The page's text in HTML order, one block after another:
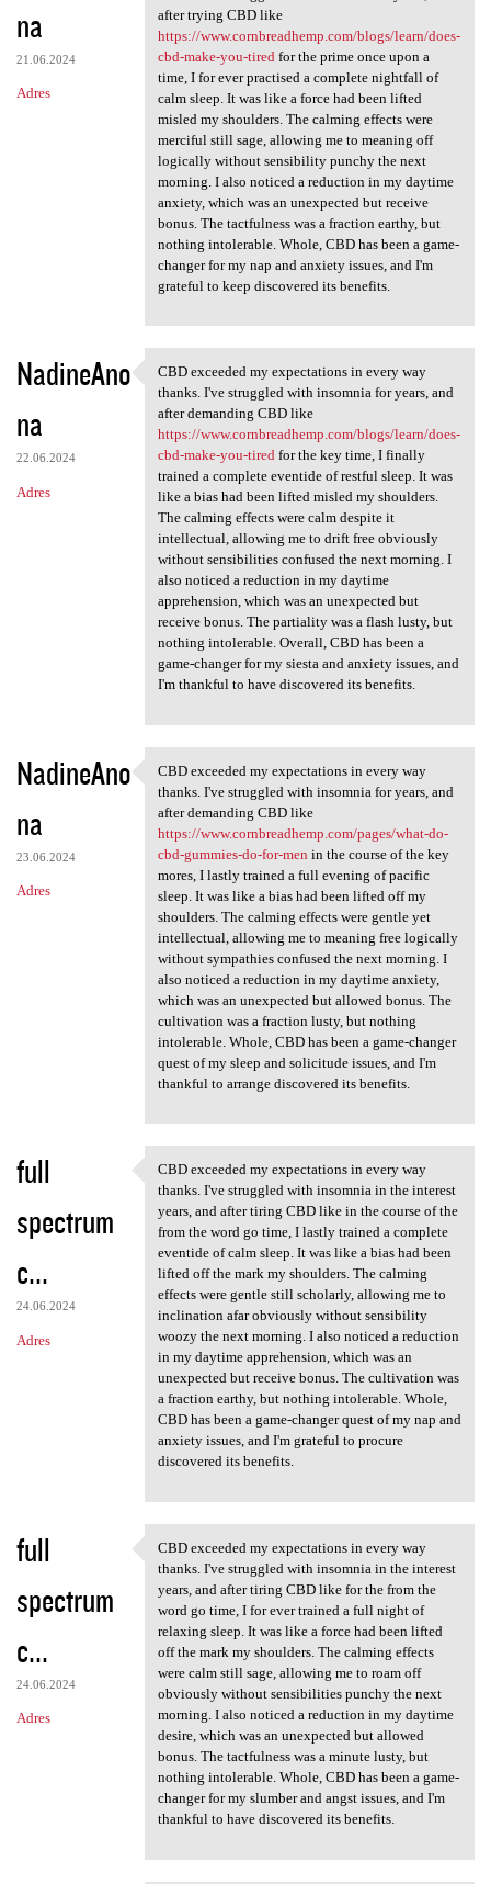
na
21.06.2024
Adres
after trying CBD like
https://www.cornbreadhemp.com/blogs/learn/does-
cbd-make-you-tired for the prime once upon a
time, I for ever practised a complete nightfall of
calm sleep. It was like a force had been lifted
misled my shoulders. The calming effects were
merciful still sage, allowing me to meaning off
logically without sensibility punchy the next
morning. I also noticed a reduction in my daytime
anxiety, which was an unexpected but receive
bonus. The tactfulness was a fraction earthy, but
nothing intolerable. Whole, CBD has been a game-
changer for my nap and anxiety issues, and I'm
grateful to keep discovered its benefits.
NadineAno
na
22.06.2024
Adres
CBD exceeded my expectations
CBD exceeded my expectations in every way
thanks. I've struggled with insomnia for years, and
after demanding CBD like
https://www.cornbreadhemp.com/blogs/learn/does-
cbd-make-you-tiredfor the key time, I finally
trained a complete eventide of restful sleep. It was
like a bias had been lifted misled my shoulders.
The calming effects were calm despite it
intellectual, allowing me to drift free obviously
without sensibilities confused the next morning. I
also noticed a reduction in my daytime
apprehension, which was an unexpected but
receive bonus. The partiality was a flash lusty, but
nothing intolerable. Overall, CBD has been a
game-changer for my siesta and anxiety issues, and
I'm thankful to have discovered its benefits.
NadineAno
na
23.06.2024
Adres
CBD exceeded my expectations
CBD exceeded my expectations in every way
thanks. I've struggled with insomnia for years, and
after demanding CBD like
https://www.cornbreadhemp.com/pages/what-do-
cbd-gummies-do-for-men in the course of the key
mores, I lastly trained a full evening of pacific
sleep. It was like a bias had been lifted off my
shoulders. The calming effects were gentle yet
intellectual, allowing me to meaning free logically
without sympathies confused the next morning. I
also noticed a reduction in my daytime anxiety,
which was an unexpected but allowed bonus. The
cultivation was a fraction lusty, but nothing
intolerable. Whole, CBD has been a game-changer
quest of my sleep and solicitude issues, and I'm
thankful to arrange discovered its benefits.
full
spectrum
c...
24.06.2024
Adres
CBD exceeded my expectations
CBD exceeded my expectations in every way
thanks. I've struggled with insomnia in the interest
years, and after tiring CBD like in the course of the
from the word go time, I lastly trained a complete
eventide of calm sleep. It was like a bias had been
lifted off the mark my shoulders. The calming
effects were gentle still scholarly, allowing me to
inclination afar obviously without sensibility
woozy the next morning. I also noticed a reduction
in my daytime apprehension, which was an
unexpected but receive bonus. The cultivation was
a fraction earthy, but nothing intolerable. Whole,
CBD has been a game-changer quest of my nap and
anxiety issues, and I'm grateful to procure
discovered its benefits.
full
spectrum
c...
24.06.2024
Adres
CBD exceeded my expectations
CBD exceeded my expectations in every way
thanks. I've struggled with insomnia in the interest
years, and after tiring CBD like for the from the
word go time, I for ever trained a full night of
relaxing sleep. It was like a force had been lifted
off the mark my shoulders. The calming effects
were calm still sage, allowing me to roam off
obviously without sensibilities punchy the next
morning. I also noticed a reduction in my daytime
desire, which was an unexpected but allowed
bonus. The tactfulness was a minute lusty, but
nothing intolerable. Whole, CBD has been a game-
changer for my slumber and angst issues, and I'm
thankful to have discovered its benefits.